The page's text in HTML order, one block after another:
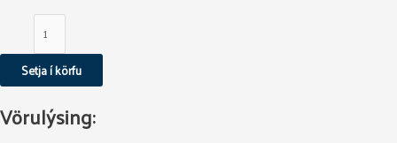
Setja í körfu
Vörulýsing: